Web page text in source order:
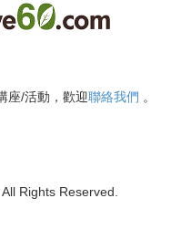
座/活動，歡迎聯絡我們 。
Rights Reserved.